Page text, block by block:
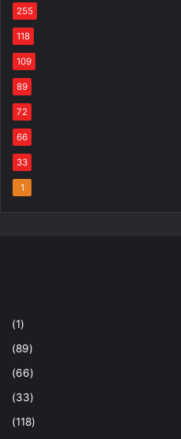
255
118
109
89
72
66
33
1
(1)
(89)
(66)
(33)
(118)